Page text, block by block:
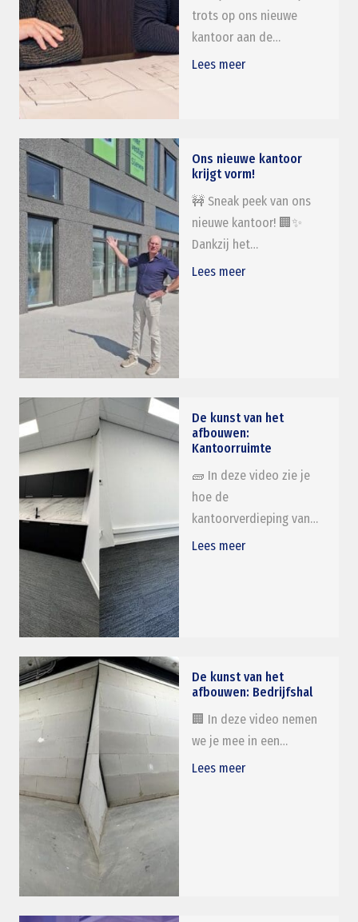
trots op ons nieuwe
kantoor aan de…
Lees meer
Ons nieuwe kantoor
krijgt vorm!
🚧 Sneak peek van ons
nieuwe kantoor! 🏢✨
Dankzij het…
Lees meer
De kunst van het
afbouwen:
Kantoorruimte
🧱 In deze video zie je
hoe de
kantoorverdieping van…
Lees meer
De kunst van het
afbouwen: Bedrijfshal
🏢 In deze video nemen
we je mee in een…
Lees meer